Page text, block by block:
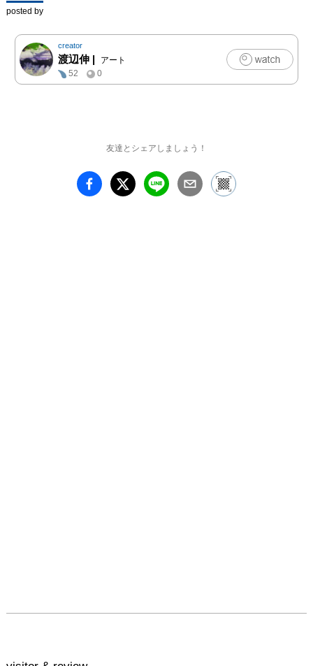
radiation, turning
completely white and
resembling a skeleton.
A few others and I
rescued the tree.
The tree is currently
I decided to create an
artwork using this dead
posted by
creator
渡辺伸 |
アート
52
0
友達とシェアしましょう！